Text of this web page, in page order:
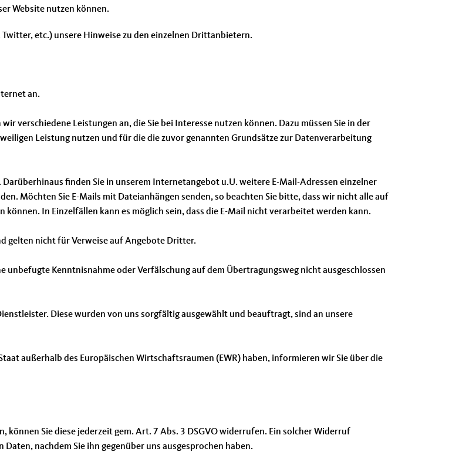
Website nutzen können.
etc.) unsere Hinweise zu den einzelnen Drittanbietern.
an.
verschiedene Leistungen an, die Sie bei Interesse nutzen können. Dazu müssen Sie in der
Leistung nutzen und für die die zuvor genannten Grundsätze zur Datenverarbeitung
finden Sie in unserem Internetangebot u.U. weitere E-Mail-Adressen einzelner
Möchten Sie E-Mails mit Dateianhängen senden, so beachten Sie bitte, dass wir nicht alle auf
In Einzelfällen kann es möglich sein, dass die E-Mail nicht verarbeitet werden kann.
gelten nicht für Verweise auf Angebote Dritter.
Kenntnisnahme oder Verfälschung auf dem Übertragungsweg nicht ausgeschlossen
Diese wurden von uns sorgfältig ausgewählt und beauftragt, sind an unsere
außerhalb des Europäischen Wirtschaftsraumen (EWR) haben, informieren wir Sie über die
Sie diese jederzeit gem. Art. 7 Abs. 3 DSGVO widerrufen. Ein solcher Widerruf
nachdem Sie ihn gegenüber uns ausgesprochen haben.